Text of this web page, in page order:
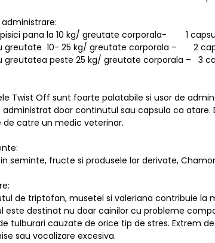
pisici pana la 10 kg/ greutate corporala- 1
greutate 10- 25 kg/ greutate corporala – 2
greutatea peste 25 kg/ greutate corporala – 3
Twist Off sunt foarte palatabile si usor de
administrat doar continutul sau capsula ca atare.
de catre un medic veterinar.
seminte, fructe si produsele lor derivate,
de triptofan, musetel si valeriana contribuie
este destinat nu doar cainilor cu probleme
tulburari cauzate de orice tip de stres. Extrem
sau vocalizare excesiva.